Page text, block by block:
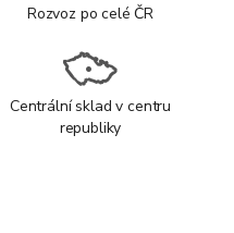
Rozvoz po celé ČR
Centrální sklad v centru
republiky